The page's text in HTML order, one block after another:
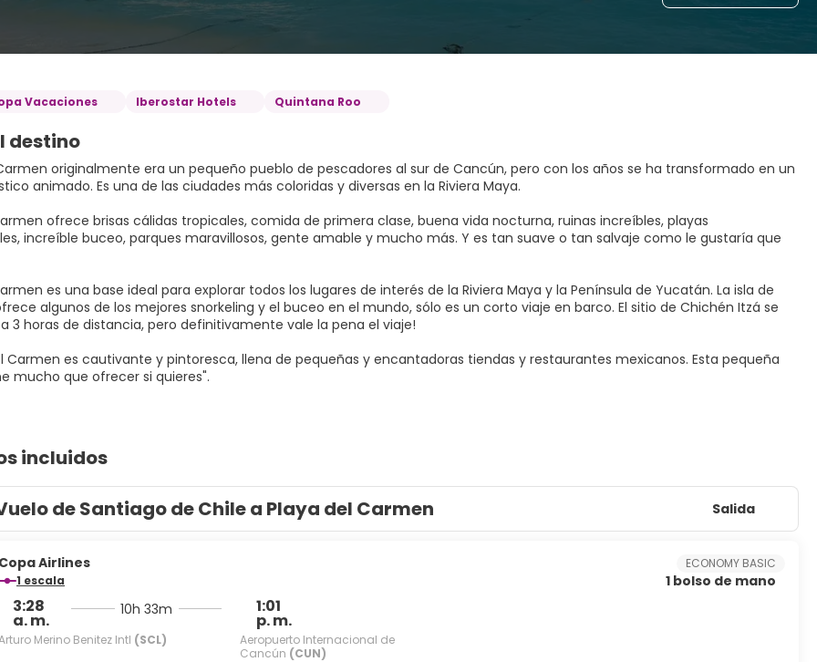
Vacaciones Iberostar Hotels Quintana Roo
destino
originalmente era un pequeño pueblo de pescadores al sur de Cancún, pero con los años se ha transformado en un
animado. Es una de las ciudades más coloridas y diversas en la Riviera Maya.
ofrece brisas cálidas tropicales, comida de primera clase, buena vida nocturna, ruinas increíbles, playas
increíble buceo, parques maravillosos, gente amable y mucho más. Y es tan suave o tan salvaje como le gustaría que
es una base ideal para explorar todos los lugares de interés de la Riviera Maya y la Península de Yucatán. La isla de
algunos de los mejores snorkeling y el buceo en el mundo, sólo es un corto viaje en barco. El sitio de Chichén Itzá se
3 horas de distancia, pero definitivamente vale la pena el viaje!
Carmen es cautivante y pintoresca, llena de pequeñas y encantadoras tiendas y restaurantes mexicanos. Esta pequeña
mucho que ofrecer si quieres".
incluidos
de Santiago de Chile a Playa del Carmen
Salida
Airlines
1 escala
3:28
a. m.
Merino Benitez Intl (SCL)
10h 33m 1:01
p. m.
Aeropuerto Internacional de
Cancún (CUN)
ECONOMY BASIC
1 bolso de mano